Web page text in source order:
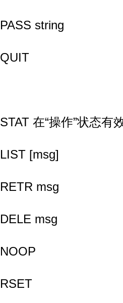
PASS string
QUIT
STAT 在“操作”状态有
LIST [msg]
RETR msg
DELE msg
NOOP
RSET